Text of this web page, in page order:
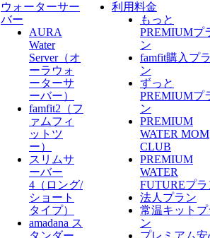
ウォーターサー
バー
AURA
Water
Server​（オ
ーラウォ
ーターサ
ーバー）
famfit2（フ
ァムフィ
ットツ
ー）
スリムサ
ーバー
4（ロング/
ショート
タイプ）
amadana ス
利用料金
もっと
PREMIUMプ
ン
famfit購入プ
ン
ずっと
PREMIUMプ
ン
PREMIUM
WATER MOM
CLUB
PREMIUM
WATER
FUTUREプラ
法人プラン
常温キットプ
ン